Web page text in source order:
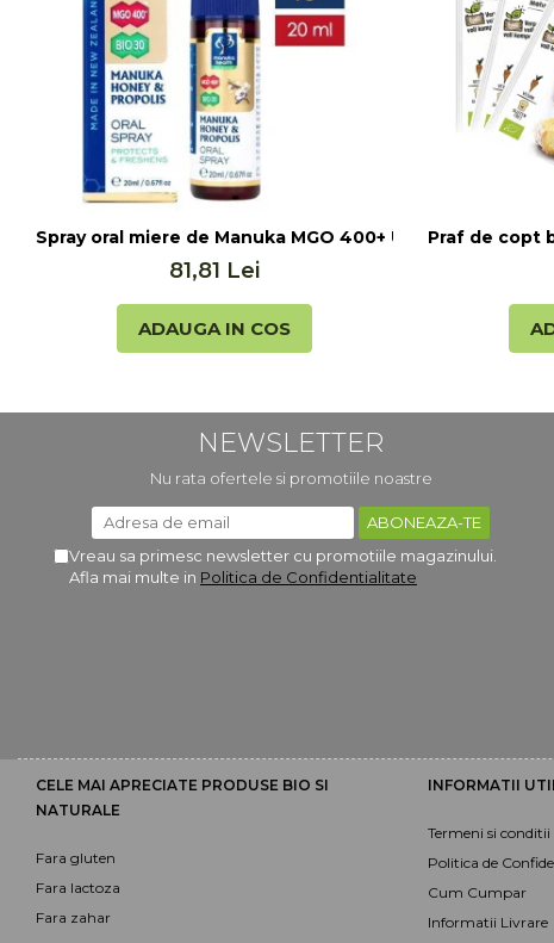
Mirodenii
Maioneza bio
Pesto Bio
Semipreparate
Specialitati si produse asiatice
Spray oral miere de Manuka MGO 400+ UMF 13+ cu
81,81 Lei
ADAUGA IN COS
Praf de copt
NEWSLETTER
Nu rata ofertele si promotiile noastre
Vreau sa primesc newsletter cu promotiile magazinului.
Afla mai multe in Politica de Confidentialitate
CELE MAI APRECIATE PRODUSE BIO SI
NATURALE
Fara gluten
Fara lactoza
Fara zahar
INFORMATII
Termeni si conditii
Politica de
Cum Cumpar
Informatii Livrare